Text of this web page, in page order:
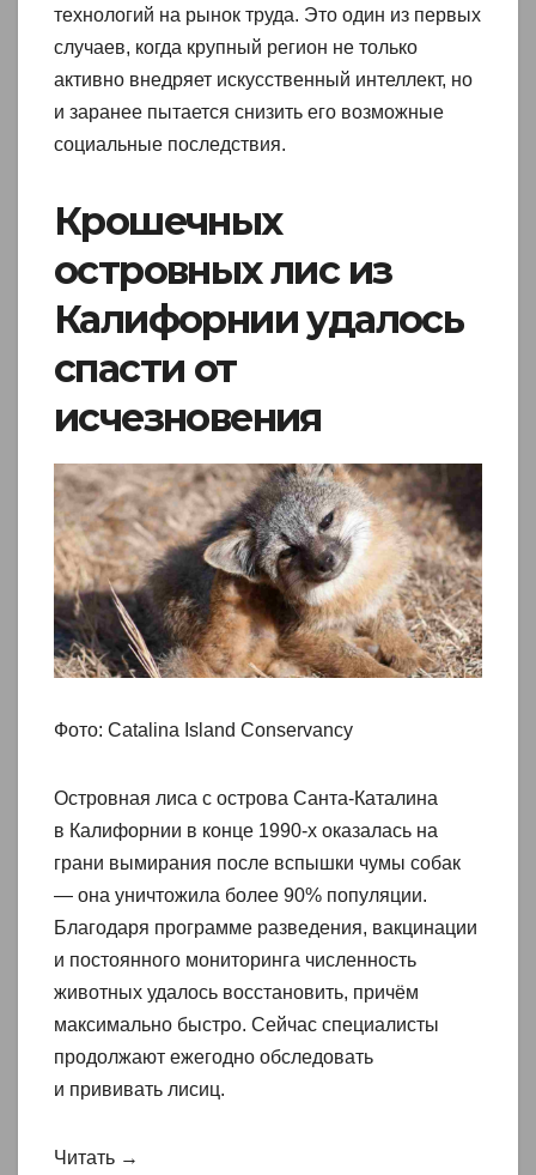
технологий на рынок труда. Это один из первых
случаев, когда крупный регион не только
активно внедряет искусственный интеллект, но
и заранее пытается снизить его возможные
социальные последствия.
Крошечных
островных лис из
Калифорнии удалось
спасти от
исчезновения
Фото: Catalina Island Conservancy
Островная лиса с острова Санта-Каталина
в Калифорнии в конце 1990‑х оказалась на
грани вымирания после вспышки чумы собак
— она уничтожила более 90% популяции.
Благодаря программе разведения, вакцинации
и постоянного мониторинга численность
животных удалось восстановить, причём
максимально быстро. Сейчас специалисты
продолжают ежегодно обследовать
и прививать лисиц.
Читать →